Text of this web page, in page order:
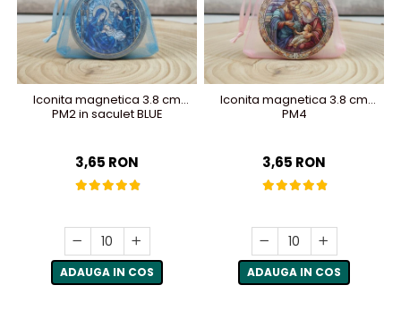
Iconita magnetica 3.8 cm
PM2 in saculet BLUE
3,65 RON
ADAUGA IN COS
Iconita magnetica 3.8 cm
PM4
3,65 RON
ADAUGA IN COS